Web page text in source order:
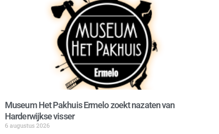
Museum Het Pakhuis Ermelo zoekt nazaten van
Harderwijkse visser
6 augustus 2026